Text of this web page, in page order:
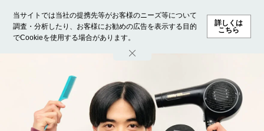
当サイトでは当社の提携先等がお客様のニーズ等について
調査・分析したり、お客様にお勧めの広告を表示する目的
でCookieを使用する場合があります。
詳しくは
こちら
ホーム モデル募集 ランキング ファッション ビューテ